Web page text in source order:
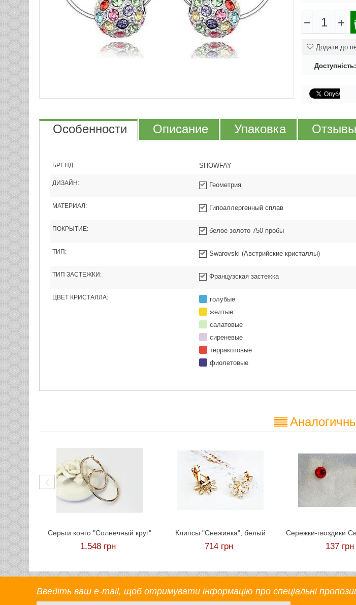
− +
Додати до
Доступність:
Особенности Описание Упаковка Отзывы
БРЕНД: SHOWFAY
ДИЗАЙН: Геометрия
МАТЕРИАЛ: Гипоаллергенный сплав
ПОКРЫТИЕ: белое золото 750 пробы
ТИП: Swarovski (Австрийские кристаллы)
ТИП ЗАСТЕЖКИ: Французская застежка
ЦВЕТ КРИСТАЛЛА:
голубые
желтые
салатовые
сиреневые
терракотовые
фиолетовые
Cерьги конго "Солнечный круг"
1,548 грн
Клипсы "Снежинка", белый
714 грн 137 грн
Введіть ваш e-mail, щоб отримувати інформацію про спеціальні